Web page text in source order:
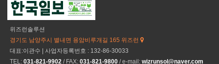
위즈런솔루션
경기도 남양주시 별내면 용암비루개길 165 위즈런
대표:이관수 | 사업자등록번호 : 132-86-30033
TEL: 031-821-9902 / FAX: 031-821-9800 / e-mail: wizrunsol@naver.com